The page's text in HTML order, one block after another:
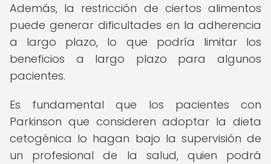
Además, la restricción de ciertos alimentos
puede generar dificultades en la adherencia
a largo plazo, lo que podría limitar los
beneficios a largo plazo para algunos
pacientes.
Es fundamental que los pacientes con
Parkinson que consideren adoptar la dieta
cetogénica lo hagan bajo la supervisión de
un profesional de la salud, quien podrá